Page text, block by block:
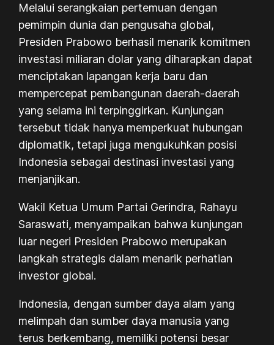
Melalui serangkaian pertemuan dengan
pemimpin dunia dan pengusaha global,
Presiden Prabowo berhasil menarik komitmen
investasi miliaran dolar yang diharapkan dapat
menciptakan lapangan kerja baru dan
mempercepat pembangunan daerah-daerah
yang selama ini terpinggirkan. Kunjungan
tersebut tidak hanya memperkuat hubungan
diplomatik, tetapi juga mengukuhkan posisi
Indonesia sebagai destinasi investasi yang
menjanjikan.
Wakil Ketua Umum Partai Gerindra, Rahayu
Saraswati, menyampaikan bahwa kunjungan
luar negeri Presiden Prabowo merupakan
langkah strategis dalam menarik perhatian
investor global.
Indonesia, dengan sumber daya alam yang
melimpah dan sumber daya manusia yang
terus berkembang, memiliki potensi besar